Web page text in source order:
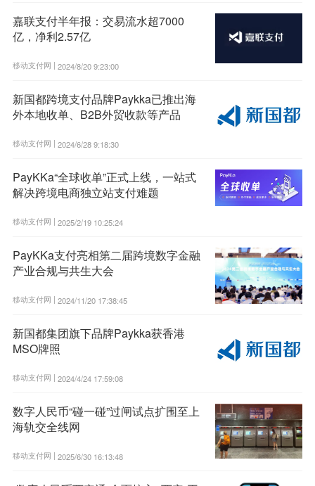
嘉联支付半年报：交易流水超7000
亿，净利2.57亿
移动支付网 | 2024/8/20 9:23:00
新国都跨境支付品牌Paykka已推出海
外本地收单、B2B外贸收款等产品
移动支付网 | 2024/6/28 9:18:30
PayKKa“全球收单”正式上线，一站式
解决跨境电商独立站支付难题
移动支付网 | 2025/2/19 10:25:24
PayKKa支付亮相第二届跨境数字金融
产业合规与共生大会
移动支付网 | 2024/11/20 17:38:45
新国都集团旗下品牌Paykka获香港
MSO牌照
移动支付网 | 2024/4/24 17:59:08
数字人民币“碰一碰”过闸试点扩围至上
海轨交全线网
移动支付网 | 2025/6/30 16:13:48